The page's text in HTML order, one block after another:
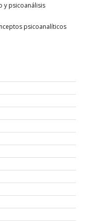
y psicoanálisis
psicoanalíticos